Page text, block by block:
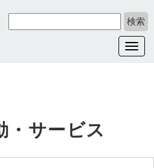
・サービス